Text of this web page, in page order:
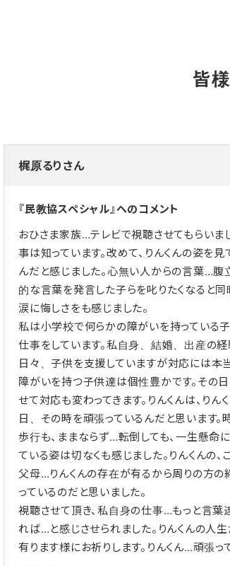
皆
梶原るりさん
『民教協スペシャル』へのコメント
おひさま家族…テレビで視聴させてもらいま
事は知っています。改めて、りんくんの姿を
んだと感じました。心無い人からの言葉…腹
的な言葉を発言した子らを叱りたくなると同
涙に悔しさをも感じました。
私は小学校で何らかの障がいを持っている
仕事をしています。私自身、結婚、出産の経
日々、子供を支援していますが対応には本
障がいを持つ子供達は個性豊かです。その
せて対応も変わってきます。りんくんは、りん
日、その時を頑張っているんだと思います
歩行も、ままならず…転倒しても、一生懸命
ている姿は切なくも感じました。りんくんの
父母…りんくんの存在が有るから周りの方の
っているのだと思いました。
視聴させて頂き、私自身の仕事…もっと言葉
れば…と感じさせられました。りんくんの人生
有ります様にお祈りします。りんくん…頑張っ